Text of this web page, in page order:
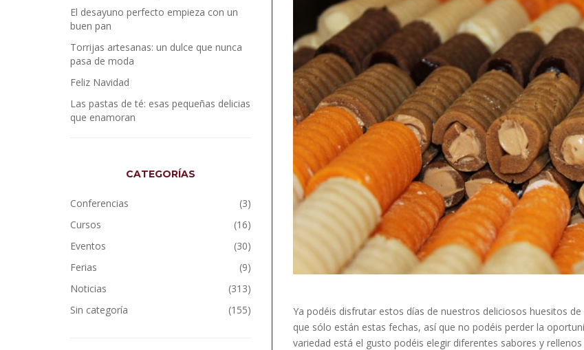
Ya podéis disfrutar estos días de nuestros deliciosos huesitos
que sólo están estas fechas, así que no podéis perder la
variedad está el gusto podéis elegir diferentes sabores y
El desayuno perfecto empieza con un
buen pan
Torrijas artesanas: un dulce que nunca
pasa de moda
Feliz Navidad
Las pastas de té: esas pequeñas delicias
que enamoran
CATEGORÍAS
Conferencias
(3)
Cursos
(16)
Eventos
(30)
Ferias
(9)
Noticias
(313)
Sin categoría
(155)